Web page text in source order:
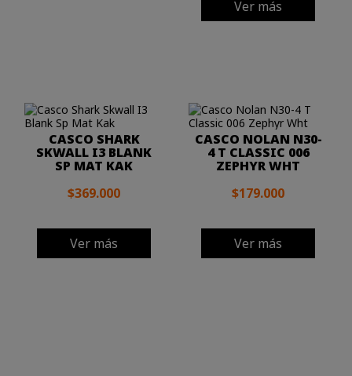
Ver más
CASCO SHARK
SKWALL I3 BLANK
SP MAT KAK
$369.000
Ver más
CASCO NOLAN N30-
4 T CLASSIC 006
ZEPHYR WHT
$179.000
Ver más